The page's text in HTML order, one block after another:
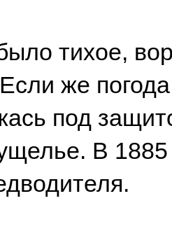
тихое,
же
под
В